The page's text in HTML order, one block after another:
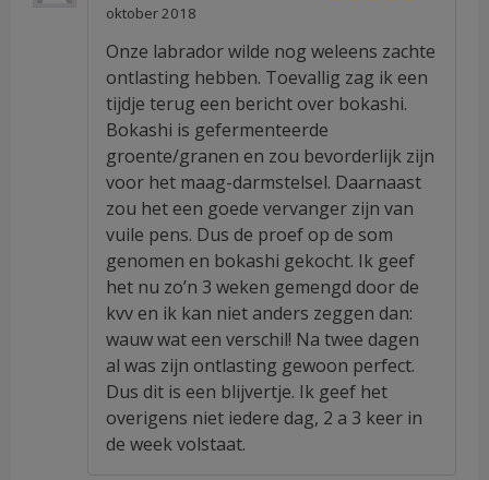
oktober 2018
Onze labrador wilde nog weleens zachte
ontlasting hebben. Toevallig zag ik een
tijdje terug een bericht over bokashi.
Bokashi is gefermenteerde
groente/granen en zou bevorderlijk zijn
voor het maag-darmstelsel. Daarnaast
zou het een goede vervanger zijn van
vuile pens. Dus de proef op de som
genomen en bokashi gekocht. Ik geef
het nu zo’n 3 weken gemengd door de
kvv en ik kan niet anders zeggen dan:
wauw wat een verschil! Na twee dagen
al was zijn ontlasting gewoon perfect.
Dus dit is een blijvertje. Ik geef het
overigens niet iedere dag, 2 a 3 keer in
de week volstaat.